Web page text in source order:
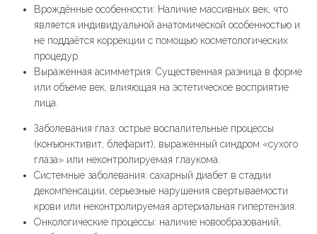
Врождённые особенности: Наличие массивных век, что
является индивидуальной анатомической особенностью и
не поддаётся коррекции с помощью косметологических
процедур.
Выраженная асимметрия: Существенная разница в форме
или объеме век, влияющая на эстетическое восприятие
лица.
Заболевания глаз: острые воспалительные процессы
(конъюнктивит, блефарит), выраженный синдром «сухого
глаза» или неконтролируемая глаукома.
Системные заболевания: сахарный диабет в стадии
декомпенсации, серьезные нарушения свертываемости
крови или неконтролируемая артериальная гипертензия.
Онкологические процессы: наличие новообразований,